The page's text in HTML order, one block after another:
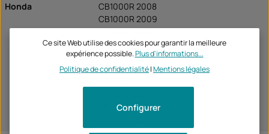
Honda
CB1000R 2008
CB1000R 2009
CB1000R 2010
CB1000R 2011
CB1000R 2012
CB1000R 2013
CB1000R 2016
Ce site Web utilise des cookies pour garantir la meilleure
expérience possible.Plus d'informations...
Politique de confidentialité|Mentions légales
Configurer